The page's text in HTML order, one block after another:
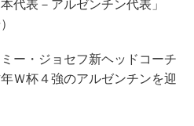
代表－アルゼンチン代表」
ー・ジョセフ新ヘッドコーチ
Ｗ杯４強のアルゼンチンを迎